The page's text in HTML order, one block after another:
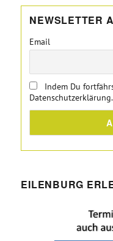
NEWSLETTER
Email
Indem Du
Datenschutzerklärung.
EILENBURG